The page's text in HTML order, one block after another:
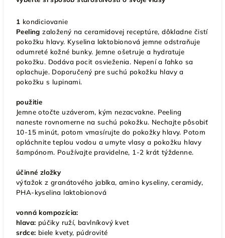
1 kondiciovanie
Peelingzaložený na ceramidovej receptúre, dôkladne čistí
pokožku hlavy. Kyselina laktobionová jemne odstraňuje
odumreté kožné bunky. Jemne ošetruje a hydratuje
pokožku. Dodáva pocit osvieženia. Nepení a ľahko sa
oplachuje. Doporučený pre suchú pokožku hlavy a
pokožku s lupinami.
použitie
Jemne otočte uzáverom, kým nezacvakne. Peeling
naneste rovnomerne na suchú pokožku. Nechajte pôsobiť
10-15 minút, potom vmasírujte do pokožky hlavy. Potom
opláchnite teplou vodou a umyte vlasy a pokožku hlavy
šampónom. Používajte pravidelne, 1-2 krát týždenne.
účinné zložky
výťažok z granátového jablka, amino kyseliny, ceramidy,
PHA-kyselina laktobionová
vonná kompozícia:
hlava: púčiky ruží, bavlníkový kvet
srdce: biele kvety, púdrovité